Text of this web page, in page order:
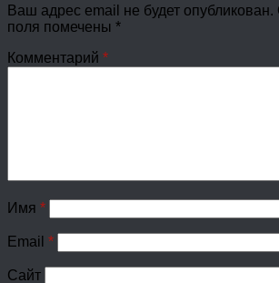
Ваш адрес email не будет опубликован.
поля помечены *
Комментарий *
Имя *
Email *
Сайт